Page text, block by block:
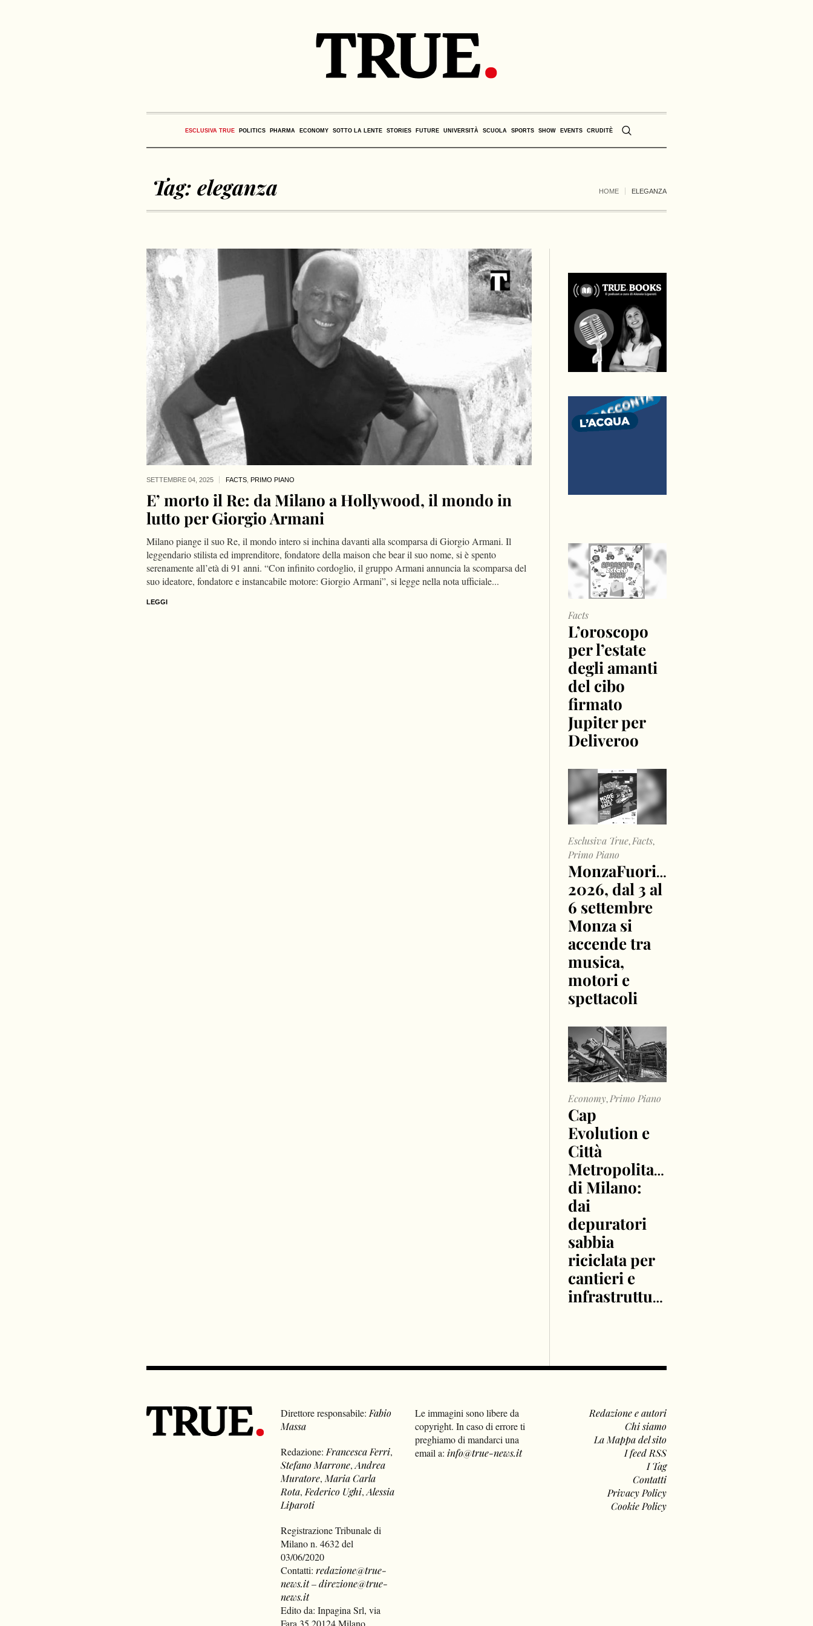
ESCLUSIVA TRUE POLITICS PHARMA ECONOMY SOTTO LA LENTE STORIES FUTURE UNIVERSITÀ SCUOLA SPORTS SHOW EVENTS CRUDITÈ
Tag: eleganza HOME ELEGANZA
SETTEMBRE 04, 2025 FACTS PRIMO PIANO
E’ morto il Re: da Milano a Hollywood, il mondo in
lutto per Giorgio Armani
Milano piange il suo Re, il mondo intero si inchina davanti alla scomparsa di Giorgio Armani. Il
leggendario stilista ed imprenditore, fondatore della maison che bear il suo nome, si è spento
serenamente all’età di 91 anni. “Con infinito cordoglio, il gruppo Armani annuncia la scomparsa del
suo ideatore, fondatore e instancabile motore: Giorgio Armani”, si legge nella nota ufficiale...
LEGGI
L’oroscopo
per l’estate
degli amanti
del cibo
firmato
Jupiter per
Deliveroo
Facts
MonzaFuoriGP
2026, dal 3 al
6 settembre
Monza si
accende tra
musica,
motori e
spettacoli
Esclusiva True, Facts,
Primo Piano
Cap
Evolution e
Città
Metropolitana
di Milano:
dai
depuratori
sabbia
riciclata per
cantieri e
infrastrutture
Economy, Primo Piano
Direttore responsabile: Fabio
Massa
Redazione: Francesca Ferri,
Stefano Marrone,Andrea
Muratore, Maria Carla
Rota, Federico Ughi,Alessia
Liparoti
Registrazione Tribunale di
Milano n. 4632 del
03/06/2020
Contatti:redazione@true-
news.it–direzione@true-
news.it
Edito da: Inpagina Srl, via
Fara 35 20124 Milano
Le immagini sono libere da
copyright. In caso di errore ti
preghiamo di mandarci una
email a: info@true-news.it
Redazione e autori
Chi siamo
La Mappa del sito
I feed RSS
I Tag
Contatti
Privacy Policy
Cookie Policy